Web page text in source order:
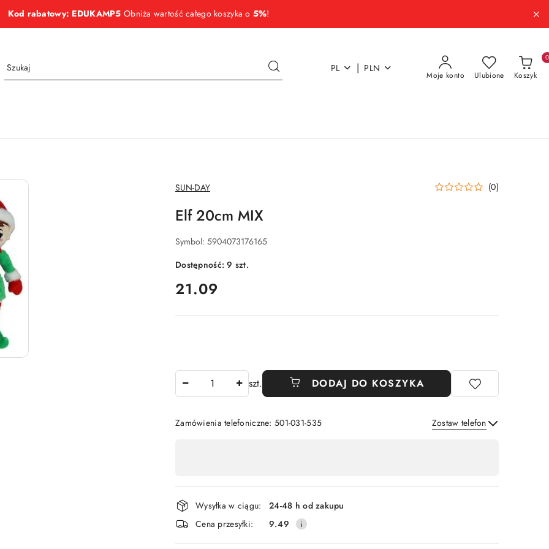
Kod rabatowy: EDUKAMP5 Obniża wartość całego koszyka o 5%!
PL | PLN
Moje konto Ulubione Koszyk
0
NAZWA
PRODUCENTA:
SUN-DAY (0)
Elf 20cm MIX
Symbol: 5904073176165
Dostępność:9 szt.
cena:
21.09
szt. DODAJ DO KOSZYKA
Zamówienia telefoniczne: 501-031-535 Zostaw telefon
płatność
i
dostawa
Wysyłka w ciągu:
24-48 h od zakupu
Cena przesyłki:
9.49